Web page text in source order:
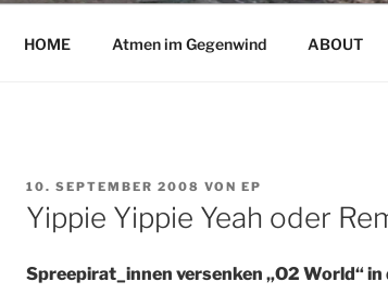
HOME Atmen im Gegenwind ABOUT
VERÖFFENTLICHT
AM
10. SEPTEMBER 2008 VON EP
Yippie Yippie Yeah oder
Spreepirat_innen versenken „O2 World“ in